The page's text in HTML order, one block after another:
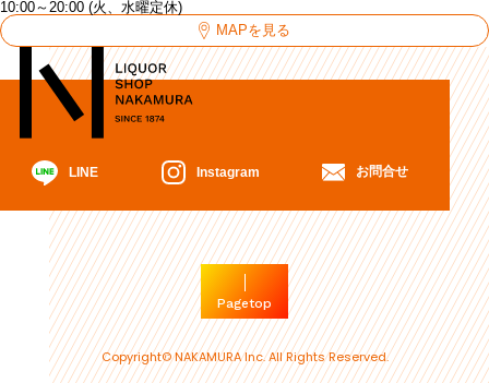
10:00～20:00 (火、水曜定休)
MAPを見る
LINE Instagram お問合せ
Pagetop
Copyright© NAKAMURA Inc. All Rights Reserved.